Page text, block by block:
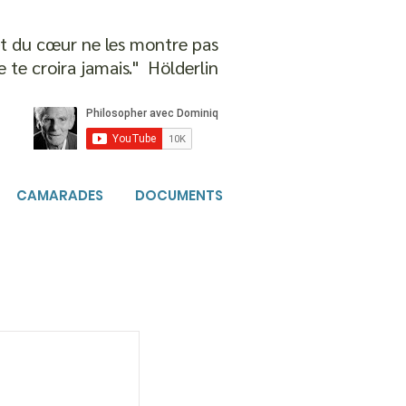
du cœur ne les montre pas
te croira jamais." Hölderlin
CAMARADES DOCUMENTS